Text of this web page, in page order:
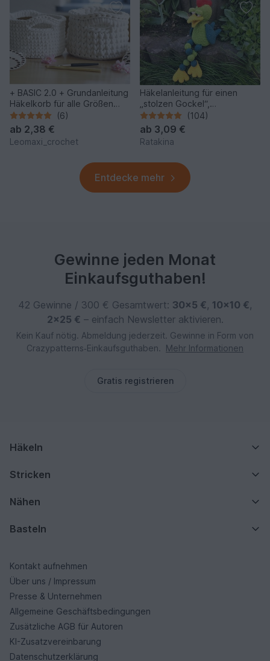
+ BASIC 2.0 + Grundanleitung
Häkelkorb für alle Größen
und 2 Garnstärken
(6)
ab 2,38 €
Leomaxi_crochet
Häkelanleitung für einen
„stolzen Gockel“,
Kantenhocker(104)
ab 3,09 €
Ratakina
Entdecke mehr
Gewinne jeden Monat
Einkaufsguthaben!
42 Gewinne / 300 € Gesamtwert: 30×5 €, 10×10 €,
2×25 € – einfach Newsletter aktivieren.
Kein Kauf nötig. Abmeldung jederzeit. Gewinne in Form von
Crazypatterns‑Einkaufsguthaben.
Mehr Informationen
Gratis registrieren
Häkeln
Stricken
Nähen
Basteln
Kontakt aufnehmen
Über uns / Impressum
Presse & Unternehmen
Allgemeine Geschäftsbedingungen
Zusätzliche AGB für Autoren
KI-Zusatzvereinbarung
Datenschutzerklärung